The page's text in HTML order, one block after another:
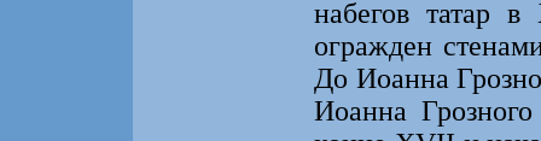
набегов татар
огражден
До Иоанна
Иоанна Грозного